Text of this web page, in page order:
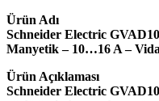
Ürün Adı
Schneider Electric
Manyetik – 10…16 A –
Ürün Açıklaması
Schneider Electric